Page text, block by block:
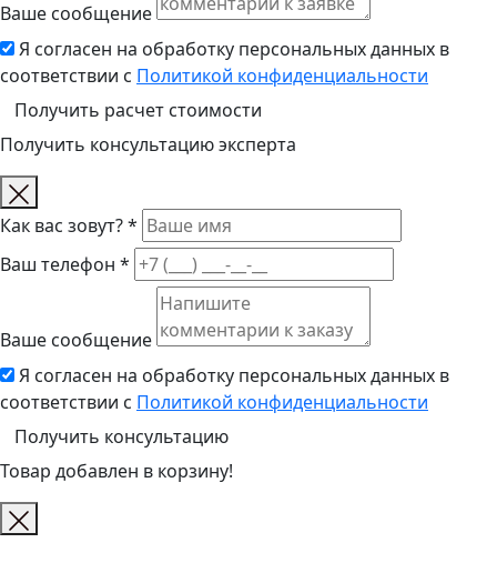
Ваше сообщение
Я согласен на обработку персональных данных в
соответствии с Политикой конфиденциальности
Получить расчет стоимости
Получить консультацию эксперта
Как вас зовут? *
Ваш телефон *
Ваше сообщение
Я согласен на обработку персональных данных в
соответствии с Политикой конфиденциальности
Получить консультацию
Товар добавлен в корзину!